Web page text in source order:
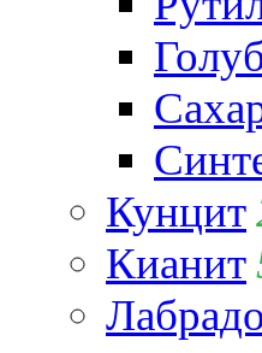
Кунцит
Кианит